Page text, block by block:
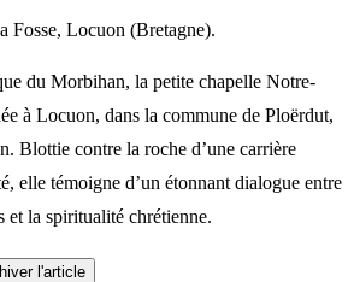
Fosse, Locuon (Bretagne).
du Morbihan, la petite chapelle Notre-
à Locuon, dans la commune de Ploërdut,
Blottie contre la roche d’une carrière
elle témoigne d’un étonnant dialogue entre
et la spiritualité chrétienne.
l'article